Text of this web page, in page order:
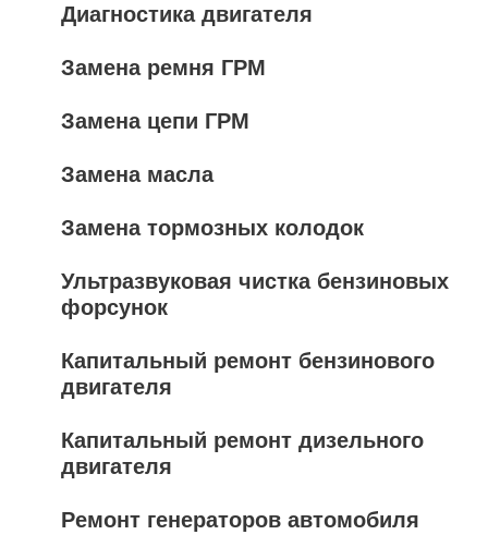
Диагностика двигателя
Замена ремня ГРМ
Замена цепи ГРМ
Замена масла
Замена тормозных колодок
Ультразвуковая чистка бензиновых
форсунок
Капитальный ремонт бензинового
двигателя
Капитальный ремонт дизельного
двигателя
Ремонт генераторов автомобиля